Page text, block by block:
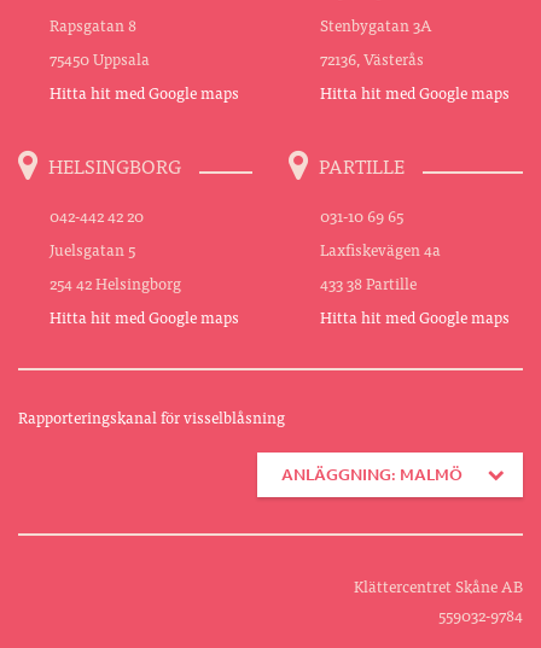
Rapsgatan 8
75450 Uppsala
Hitta hit med Google maps
Stenbygatan 3A
72136, Västerås
Hitta hit med Google maps
HELSINGBORG
042-442 42 20
Juelsgatan 5
254 42 Helsingborg
Hitta hit med Google maps
PARTILLE
031-10 69 65
Laxfiskevägen 4a
433 38 Partille
Hitta hit med Google maps
Rapporteringskanal för visselblåsning
ANLÄGGNING: MALMÖ
Klättercentret Skåne AB
559032-9784